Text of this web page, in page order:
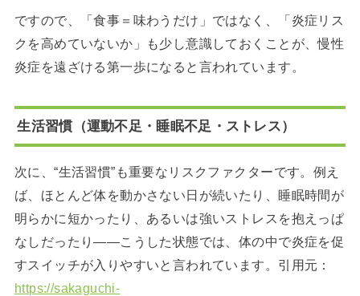
ですので、「食事＝味わうだけ」ではなく、「炎症リス
クを高めていないか」も少し意識しておくことが、慢性
炎症を遠ざける第一歩になると言われています。
生活習慣（運動不足・睡眠不足・ストレス）
次に、“生活習慣”も重要なリスクファクターです。例え
ば、ほとんど体を動かさない日が続いたり、睡眠時間が
明らかに短かったり、あるいは強いストレスを抱えっぱ
なしだったり――こうした状態では、体の中で炎症を促
すスイッチが入りやすいと言われています。引用元：
https://sakaguchi-